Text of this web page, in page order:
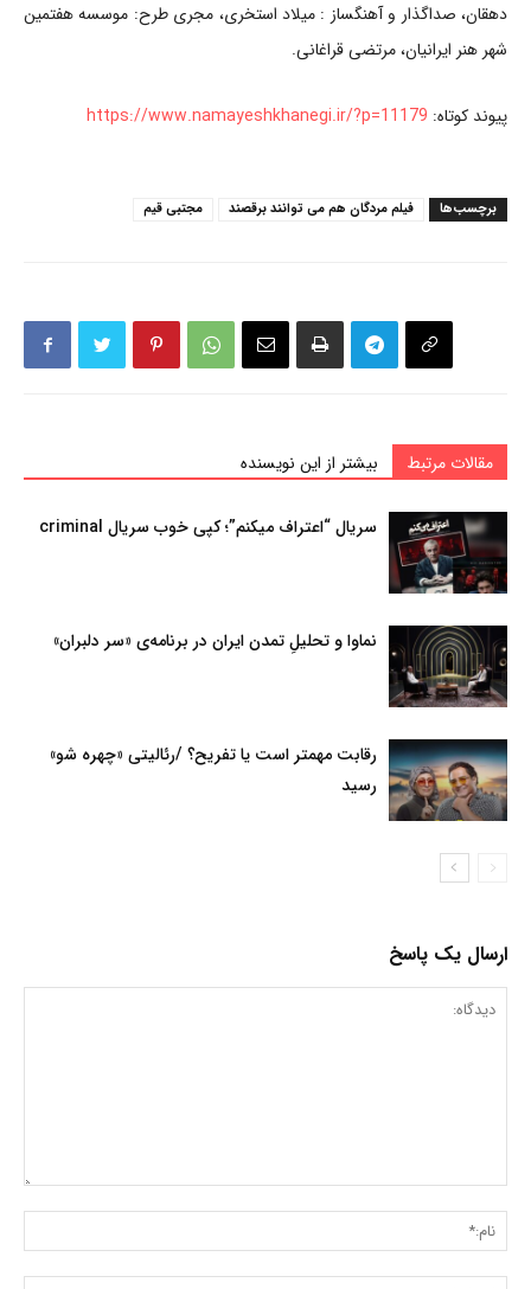
دهقان، صداگذار و آهنگساز : میلاد استخری، مجری طرح: موسسه هفتمین
شهر هنر ایرانیان، مرتضی قراغانی.
پیوند کوتاه: https://www.namayeshkhanegi.ir/?p=11179
برچسب‌ها فیلم مردگان هم می توانند برقصند مجتبی قیم
مقالات مرتبط بیشتر از این نویسنده
سریال “اعتراف میکنم”؛ کپی خوب سریال criminal
نماوا و تحلیلِ تمدن ایران در برنامه‌ی «سر دلبران»
رقابت مهمتر است یا تفریح؟ /رئالیتی «چهره شو»
رسید
ارسال یک پاسخ